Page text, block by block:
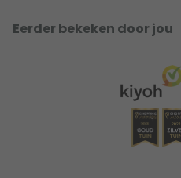
Eerder bekeken door jou